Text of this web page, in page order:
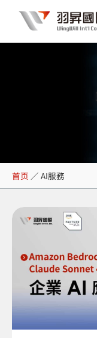
内
AI服務
首页 ／ AI服務